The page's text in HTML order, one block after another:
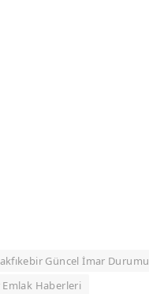
Güncel İmar Durumu
Emlak Haberleri